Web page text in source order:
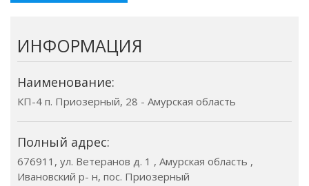
ИНФОРМАЦИЯ
Наименование:
КП-4 п. Приозерный, 28 - Амурская область
Полный адрес:
676911, ул. Ветеранов д. 1 , Амурская область ,
Ивановский р- н, пос. Приозерный